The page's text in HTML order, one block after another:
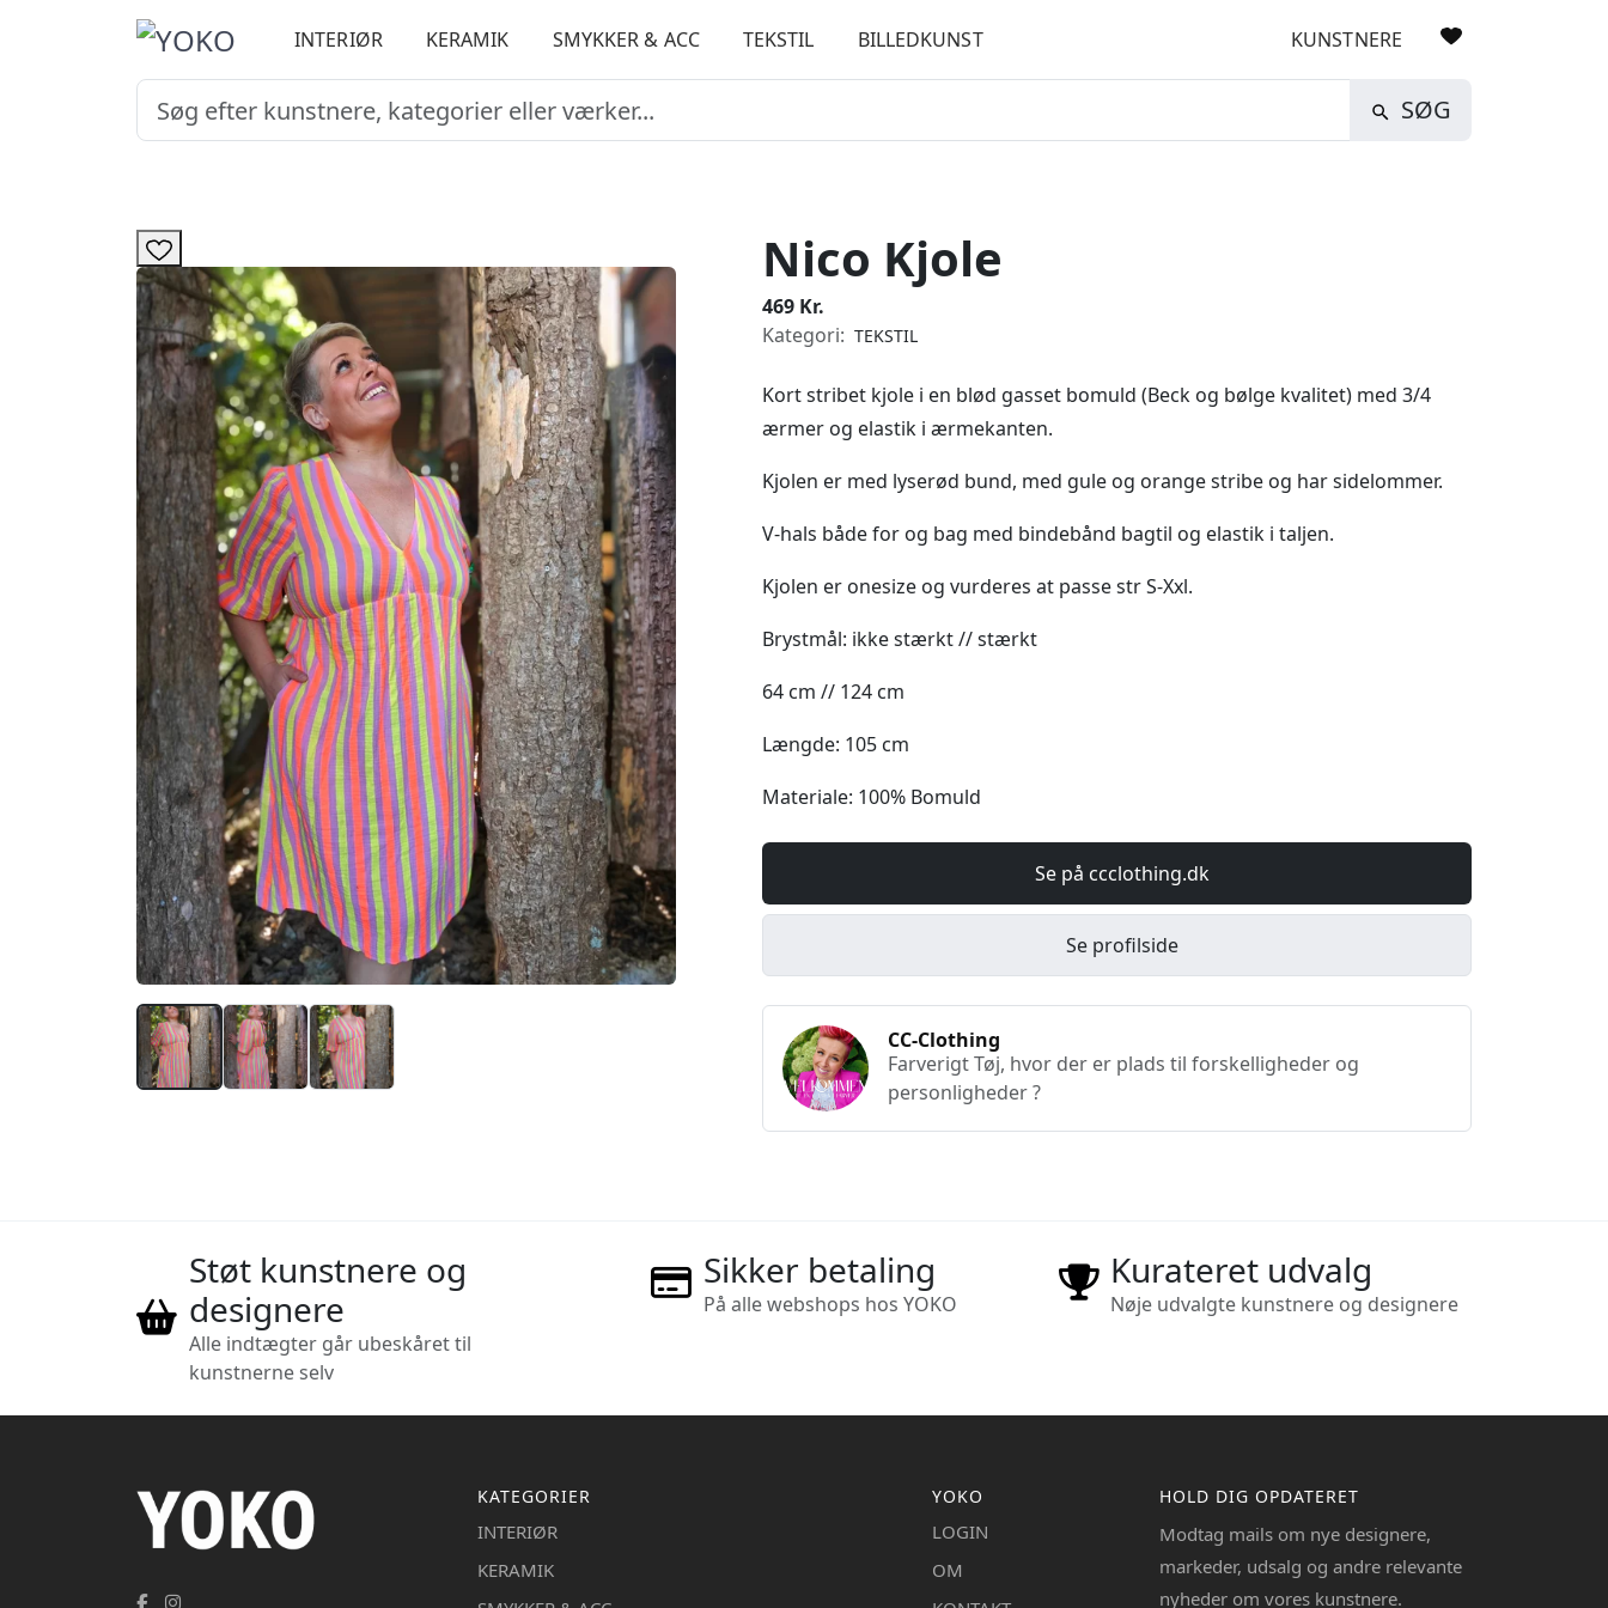
INTERIØR KERAMIK SMYKKER & ACC TEKSTIL BILLEDKUNST KUNSTNERE
SØG
Nico Kjole
469 Kr.
Kategori: TEKSTIL
Kort stribet kjole i en blød gasset bomuld (Beck og bølge kvalitet) med 3/4
ærmer og elastik i ærmekanten.
Kjolen er med lyserød bund, med gule og orange stribe og har sidelommer.
V-hals både for og bag med bindebånd bagtil og elastik i taljen.
Kjolen er onesize og vurderes at passe str S-Xxl.
Brystmål: ikke stærkt // stærkt
64 cm // 124 cm
Længde: 105 cm
Materiale: 100% Bomuld
Se på ccclothing.dk
Se profilside
CC-Clothing
Farverigt Tøj, hvor der er plads til forskelligheder og
personligheder ?
Støt kunstnere og
designere
Alle indtægter går ubeskåret til
kunstnerne selv
Sikker betaling
På alle webshops hos YOKO
Kurateret udvalg
Nøje udvalgte kunstnere og designere
KATEGORIER
INTERIØR
KERAMIK
YOKO
LOGIN
OM
HOLD DIG OPDATERET
Modtag mails om nye designere,
markeder, udsalg og andre relevante
nyheder om vores kunstnere.